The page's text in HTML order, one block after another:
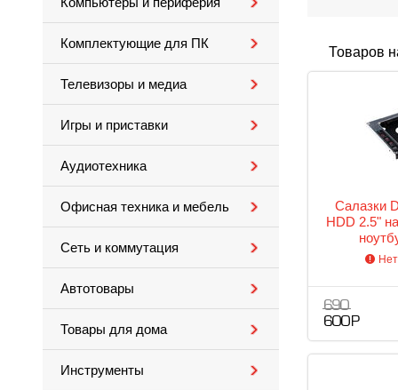
Комплектующие для ПК
Телевизоры и медиа
Игры и приставки
Аудиотехника
Офисная техника и мебель
Сеть и коммутация
Автотовары
Товары для дома
Инструменты
Товаров
Салазки
HDD 2.5"
690
600 Р